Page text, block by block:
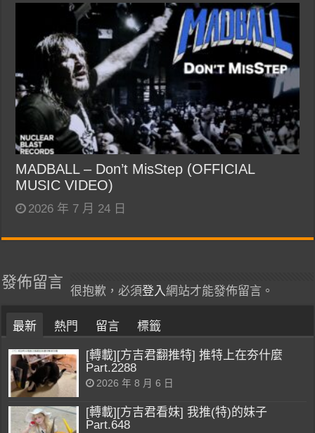
MADBALL – Don’t MisStep (OFFICIAL
MUSIC VIDEO)
2026 年 7 月 24 日
發佈留言
很抱歉，必須登入網站才能發佈留言。
最新 熱門 留言 標籤
[轉載][方吉君翻推特] 推特上在夯什麼
Part.2288
2026 年 8 月 6 日
[轉載][方吉君看妹] 我推(特)的妹子
Part.648